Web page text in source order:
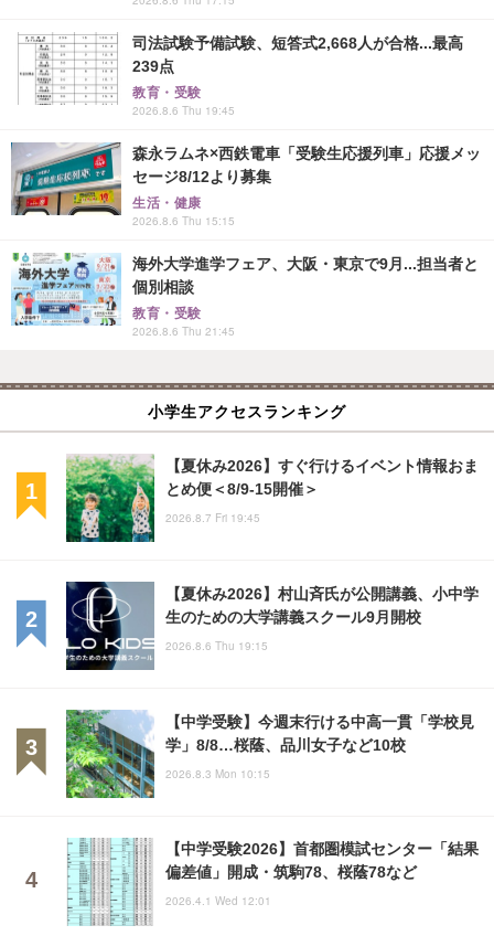
司法試験予備試験、短答式2,668人が合格...最高
239点
教育・受験
2026.8.6 Thu 19:45
森永ラムネ×西鉄電車「受験生応援列車」応援メッ
セージ8/12より募集
生活・健康
2026.8.6 Thu 15:15
海外大学進学フェア、大阪・東京で9月...担当者と
個別相談
教育・受験
2026.8.6 Thu 21:45
小学生アクセスランキング
【夏休み2026】すぐ行けるイベント情報おま
とめ便＜8/9-15開催＞
2026.8.7 Fri 19:45
【夏休み2026】村山斉氏が公開講義、小中学
生のための大学講義スクール9月開校
2026.8.6 Thu 19:15
【中学受験】今週末行ける中高一貫「学校見
学」8/8…桜蔭、品川女子など10校
2026.8.3 Mon 10:15
【中学受験2026】首都圏模試センター「結果
偏差値」開成・筑駒78、桜蔭78など
2026.4.1 Wed 12:01